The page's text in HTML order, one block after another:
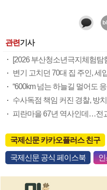
관련기사
[2026 부산청소년극지체험탐
변기 고치던 70대 집 주인, 세
수사독점 책임 커진 경찰, 방
피란마을 67년 역사인데…전
국제신문 카카오플러스 친구
국제신문 공식 페이스북 인